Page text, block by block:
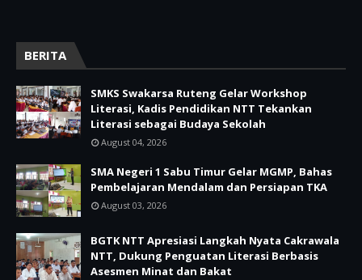
BERITA
SMKS Swakarsa Ruteng Gelar Workshop
Literasi, Kadis Pendidikan NTT Tekankan
Literasi sebagai Budaya Sekolah
August 04, 2026
SMA Negeri 1 Sabu Timur Gelar MGMP, Bahas
Pembelajaran Mendalam dan Persiapan TKA
August 03, 2026
BGTK NTT Apresiasi Langkah Nyata Cakrawala
NTT, Dukung Penguatan Literasi Berbasis
Asesmen Minat dan Bakat